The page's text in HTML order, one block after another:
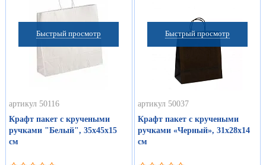
Быстрый просмотр
артикул 50116
Крафт пакет с кручеными
ручками "Белый", 35х45х15
см
Быстрый просмотр
артикул 50037
Крафт пакет с кручеными
ручками «Черный», 31х28х14
см